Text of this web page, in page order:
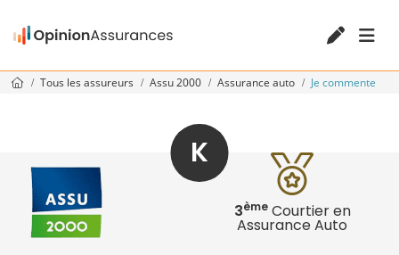
Tous les assureurs Assu 2000 Assurance auto Je commente
K
3ème Courtier en
Assurance Auto